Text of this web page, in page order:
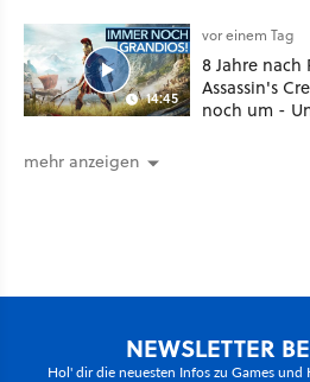
oder
14:45
vor einem Tag
8 Jahre nach
Assassin's
noch um -
mehr anzeigen
NEWSLETTER
Hol' dir die neuesten Infos zu Games